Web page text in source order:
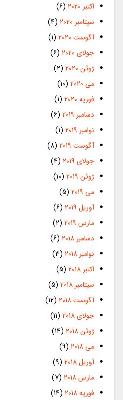
اکتبر 2020
(6)
سپتامبر 2020
(4)
آگوست 2020
(1)
جولای 2020
(6)
ژوئن 2020
(2)
می 2020
(10)
فوریه 2020
(1)
دسامبر 2019
(6)
نوامبر 2019
(1)
آگوست 2019
(8)
جولای 2019
(4)
ژوئن 2019
(10)
می 2019
(5)
آوریل 2019
(6)
مارس 2019
(2)
دسامبر 2018
(6)
نوامبر 2018
(3)
اکتبر 2018
(5)
سپتامبر 2018
(5)
آگوست 2018
(12)
جولای 2018
(11)
ژوئن 2018
(14)
می 2018
(9)
آوریل 2018
(9)
مارس 2018
(7)
فوریه 2018
(14)